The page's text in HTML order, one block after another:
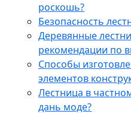
роскошь?
Безопасность
Деревянные
рекомендации по
Способы
элементов
Лестница в
дань моде?